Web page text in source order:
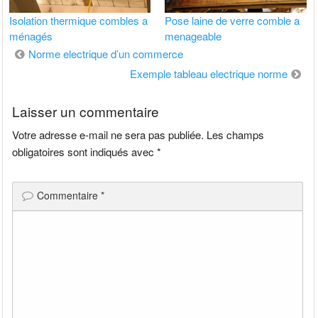
Isolation thermique combles a
ménagés
Pose laine de verre comble a
menageable
Navigation
Norme electrique d’un commerce
Exemple tableau electrique norme
Laisser un commentaire
Votre adresse e-mail ne sera pas publiée. Les champs
obligatoires sont indiqués avec*
Commentaire*